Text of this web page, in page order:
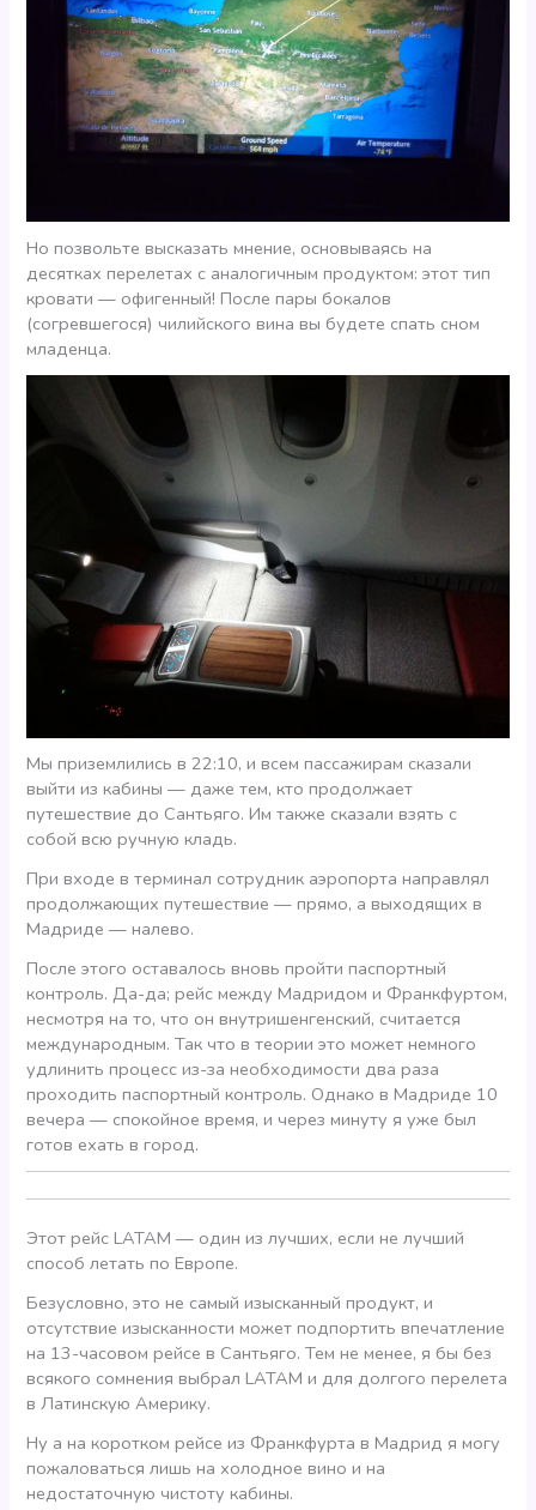
Но позвольте высказать мнение, основываясь на
десятках перелетах с аналогичным продуктом: этот тип
кровати — офигенный! После пары бокалов
(согревшегося) чилийского вина вы будете спать сном
младенца.
Мы приземлились в 22:10, и всем пассажирам сказали
выйти из кабины — даже тем, кто продолжает
путешествие до Сантьяго. Им также сказали взять с
собой всю ручную кладь.
При входе в терминал сотрудник аэропорта направлял
продолжающих путешествие — прямо, а выходящих в
Мадриде — налево.
После этого оставалось вновь пройти паспортный
контроль. Да-да; рейс между Мадридом и Франкфуртом,
несмотря на то, что он внутришенгенский, считается
международным. Так что в теории это может немного
удлинить процесс из-за необходимости два раза
проходить паспортный контроль. Однако в Мадриде 10
вечера — спокойное время, и через минуту я уже был
готов ехать в город.
Этот рейс LATAM — один из лучших, если не лучший
способ летать по Европе.
Безусловно, это не самый изысканный продукт, и
отсутствие изысканности может подпортить впечатление
на 13-часовом рейсе в Сантьяго. Тем не менее, я бы без
всякого сомнения выбрал LATAM и для долгого перелета
в Латинскую Америку.
Ну а на коротком рейсе из Франкфурта в Мадрид я могу
пожаловаться лишь на холодное вино и на
недостаточную чистоту кабины.